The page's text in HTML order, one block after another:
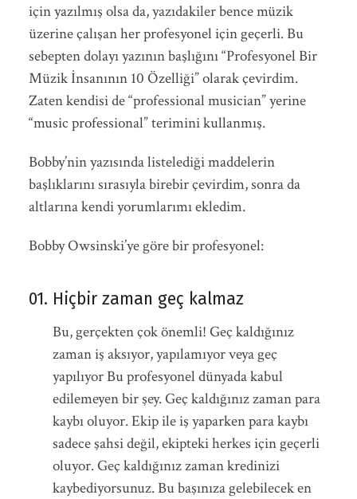
için yazılmış olsa da, yazıdakiler bence müzik
üzerine çalışan her profesyonel için geçerli. Bu
sebepten dolayı yazının başlığını “Profesyonel Bir
Müzik İnsanının 10 Özelliği” olarak çevirdim.
Zaten kendisi de “professional musician” yerine
“music professional” terimini kullanmış.
Bobby’nin yazısında listelediği maddelerin
başlıklarını sırasıyla birebir çevirdim, sonra da
altlarına kendi yorumlarımı ekledim.
Bobby Owsinski’ye göre bir profesyonel:
01. Hiçbir zaman geç kalmaz
Bu, gerçekten çok önemli! Geç kaldığınız
zaman iş aksıyor, yapılamıyor veya geç
yapılıyor Bu profesyonel dünyada kabul
edilemeyen bir şey. Geç kaldığınız zaman para
kaybı oluyor. Ekip ile iş yaparken para kaybı
sadece şahsi değil, ekipteki herkes için geçerli
oluyor. Geç kaldığınız zaman kredinizi
kaybediyorsunuz. Bu başınıza gelebilecek en